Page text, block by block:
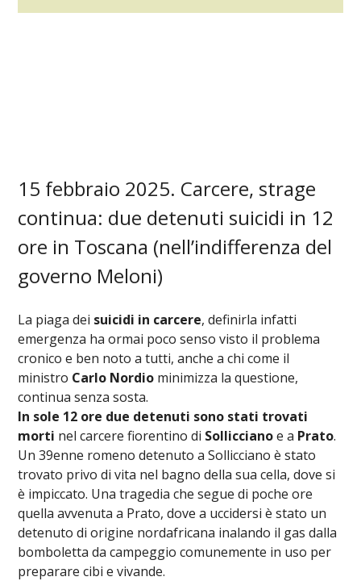
15 febbraio 2025. Carcere, strage
continua: due detenuti suicidi in 12
ore in Toscana (nell’indifferenza del
governo Meloni)
La piaga dei suicidi in carcere, definirla infatti
emergenza ha ormai poco senso visto il problema
cronico e ben noto a tutti, anche a chi come il
ministro Carlo Nordio minimizza la questione,
continua senza sosta.
In sole 12 ore due detenuti sono stati trovati
morti nel carcere fiorentino di Solliccianoe a Prato.
Un 39enne romeno detenuto a Sollicciano è stato
trovato privo di vita nel bagno della sua cella, dove si
è impiccato. Una tragedia che segue di poche ore
quella avvenuta a Prato, dove a uccidersi è stato un
detenuto di origine nordafricana inalando il gas dalla
bomboletta da campeggio comunemente in uso per
preparare cibi e vivande.